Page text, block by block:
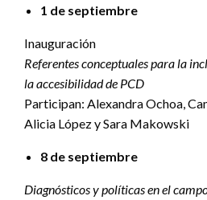
1 de septiembre
Inauguración
Referentes conceptuales para la
la accesibilidad de PCD
Participan: Alexandra Ochoa,
Alicia López y Sara Makowski
8 de septiembre
Diagnósticos y políticas en el